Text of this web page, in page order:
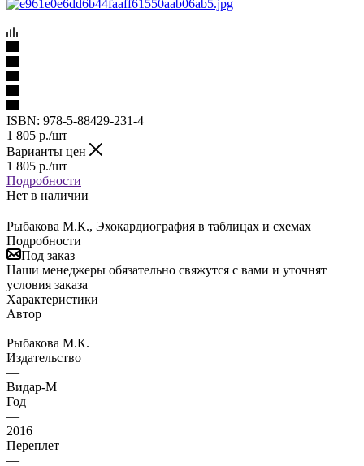
ISBN: 978-5-88429-231-4
1 805 р./шт
Варианты цен
1 805 р./шт
Подробности
Нет в наличии
Рыбакова М.К., Эхокардиография в таблицах и схемах
Подробности
Под заказ
Наши менеджеры обязательно свяжутся с вами и уточнят
условия заказа
Характеристики
Автор
—
Рыбакова М.К.
Издательство
—
Видар-М
Год
—
2016
Переплет
—